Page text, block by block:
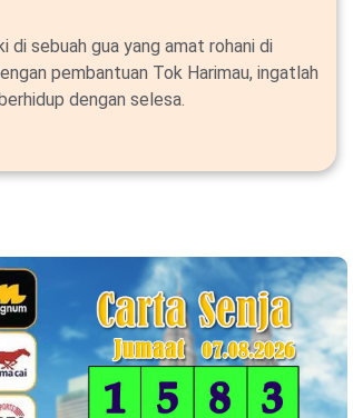
di sebuah gua yang amat rohani di
pembantuan Tok Harimau, ingatlah
dengan selesa.